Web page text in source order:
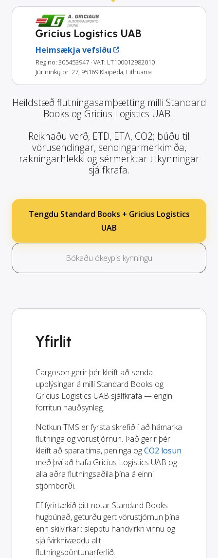
Gricius Logistics UAB
Heimsækja vefsíðu
Reg no: 305453947 · VAT: LT100012982010
Jūrininkų pr. 27, 95169 Klaipėda, Lithuania
Heildstæð flutningasamþætting milli Standard
Books og Gricius Logistics UAB .
Reiknaðu verð, ETD, ETA, CO2; búðu til
vörusendingar, sendingarmerkimiða,
rakningarhlekki og sérmerktar tilkynningar
sjálfkrafa.
Tengdu Standard Books + Gricius Logistics
UAB
Bókaðu ókeypis kynningu
Yfirlit
Cargoson gerir þér kleift að senda
upplýsingar á milli Standard Books og
Gricius Logistics UAB sjálfkrafa — engin
forritun nauðsynleg.
Notkun TMS er fyrsta skrefið í að hámarka
flutninga og vörustjórnun. Það gerir þér
kleift að spara tíma, peninga ogCO2 losun
með því að hafa Gricius Logistics UAB og
alla aðra flutningsaðila þína á einni
stjórnborði.
Ef fyrirtækið þitt notar Standard Books
hugbúnað, geturðu gert vörustjórnun þína
enn skilvirkari: slepptu handvirkri vinnu og
sjálfvirknivæddu allt
flutningspöntunarferlið.